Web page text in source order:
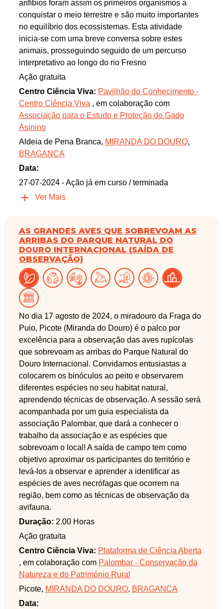
anfíbios foram assim os primeiros organismos a
conquistar o meio terrestre e são muito importantes
no equilíbrio dos ecossistemas. Esta atividade
inicia-se com uma breve conversa sobre estes
animais, prosseguindo seguido de um percurso
interpretativo ao longo do rio Fresno
Ação gratuita
Centro Ciência Viva: Pavilhão do Conhecimento -
Centro Ciência Viva , em colaboração com
Associação para o Estudo e Proteção do Gado
Asinino
Aldeia de Pena Branca, MIRANDA DO DOURO,
BRAGANCA
Data:
27-07-2024 - Ação já em curso / terminada
Ver Mais
AS GRANDES AVES QUE SOBREVOAM AS
ARRIBAS DO PARQUE NATURAL DO
DOURO INTERNACIONAL (SAÍDA DE
OBSERVAÇÃO)
No dia 17 agosto de 2024, o miradouro da Fraga do
Puio, Picote (Miranda do Douro) é o palco por
excelência para a observação das aves rupícolas
que sobrevoam as arribas do Parque Natural do
Douro Internacional. Convidamos entusiastas a
colocarem os binóculos ao peito e observarem
diferentes espécies no seu habitat natural,
aprendendo técnicas de observação. A sessão será
acompanhada por um guia especialista da
associação Palombar, que dará a conhecer o
trabalho da associação e as espécies que
sobrevoam o local! A saída de campo tem como
objetivo aproximar os participantes do território e
levá-los a observar e aprender a identificar as
espécies de aves necrófagas que ocorrem na
região, bem como as técnicas de observação da
avifauna.
Duração: 2.00 Horas
Ação gratuita
Centro Ciência Viva: Plataforma de Ciência Aberta
, em colaboração com Palombar - Conservação da
Natureza e do Património Rural
Picote, MIRANDA DO DOURO, BRAGANCA
Data: